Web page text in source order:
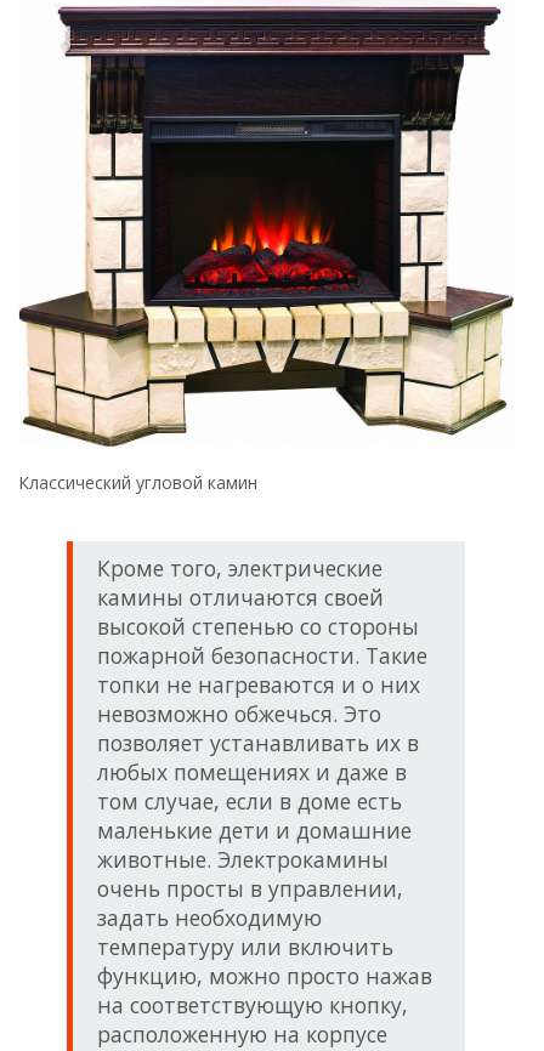
Классический угловой камин
Кроме того, электрические
камины отличаются своей
высокой степенью со стороны
пожарной безопасности. Такие
топки не нагреваются и о них
невозможно обжечься. Это
позволяет устанавливать их в
любых помещениях и даже в
том случае, если в доме есть
маленькие дети и домашние
животные. Электрокамины
очень просты в управлении,
задать необходимую
температуру или включить
функцию, можно просто нажав
на соответствующую кнопку,
расположенную на корпусе